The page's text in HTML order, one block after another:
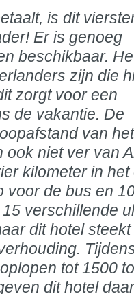
is dit
Er is genoeg
beschikbaar.
zijn die
zorgt voor een
de vakantie. De
van het
ook niet ver van
kilometer in
voor de bus en
verschillende
dit hotel
tot 1500
dit hotel